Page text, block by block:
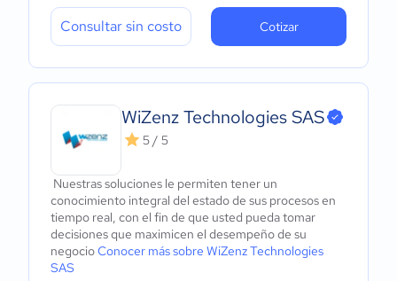
Consultar sin costo Cotizar
WiZenz Technologies SAS
5 / 5
Nuestras soluciones le permiten tener un
conocimiento integral del estado de sus procesos en
tiempo real, con el fin de que usted pueda tomar
decisiones que maximicen el desempeño de su
negocioConocer más sobre WiZenz Technologies
SAS